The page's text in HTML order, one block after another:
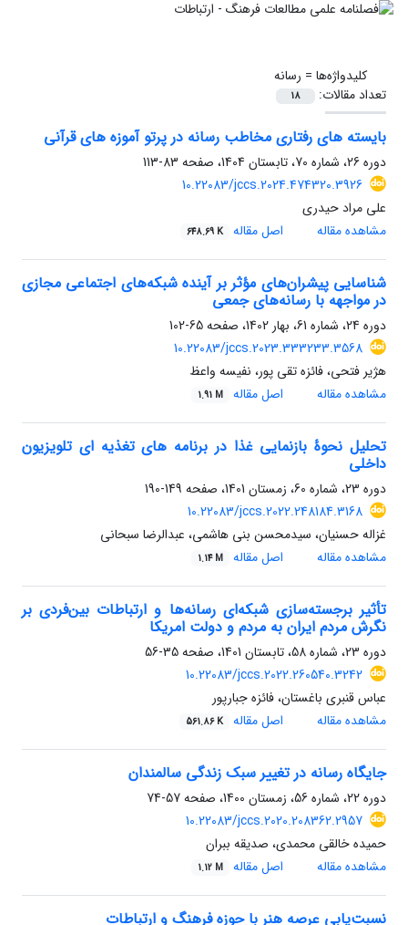
کلیدواژه‌ها = رسانه
تعداد مقالات:
18
بایسته های رفتاری مخاطب رسانه در پرتو آموزه های قرآنی
دوره 26، شماره 70، تابستان 1404، صفحه
83-113
10.22083/jccs.2024.474320.3926
علی مراد حیدری
مشاهده مقاله
اصل مقاله 648.69 K
شناسایی پیشران‌های مؤثر بر آینده شبکه‌های اجتماعی مجازی
در مواجهه با رسانه‌های جمعی
دوره 24، شماره 61، بهار 1402، صفحه
65-102
10.22083/jccs.2023.333233.3568
هژیر فتحی، فائزه تقی پور، نفیسه واعظ
مشاهده مقاله
اصل مقاله 1.91 M
تحلیل نحوۀ بازنمایی غذا در برنامه های تغذیه ای تلویزیون
داخلی
دوره 23، شماره 60، زمستان 1401، صفحه
149-190
10.22083/jccs.2022.248184.3168
غزاله حسنیان، سیدمحسن بنی هاشمی، عبدالرضا سبحانی
مشاهده مقاله
اصل مقاله 1.14 M
تأثیر برجسته‌سازی شبکه‌ای رسانه‌ها و ارتباطات بین‌فردی بر
نگرش مردم ایران به مردم و دولت امریکا
دوره 23، شماره 58، تابستان 1401، صفحه
35-56
10.22083/jccs.2022.260540.3242
عباس قنبری باغستان، فائزه جبارپور
مشاهده مقاله
اصل مقاله 561.86 K
جایگاه رسانه در تغییر سبک زندگی سالمندان
دوره 22، شماره 56، زمستان 1400، صفحه
57-74
10.22083/jccs.2020.208362.2957
حمیده خالقی محمدی، صدیقه ببران
مشاهده مقاله
اصل مقاله 1.12 M
نسبت‌یابی عرصه هنر با حوزه فرهنگ و ارتباطات